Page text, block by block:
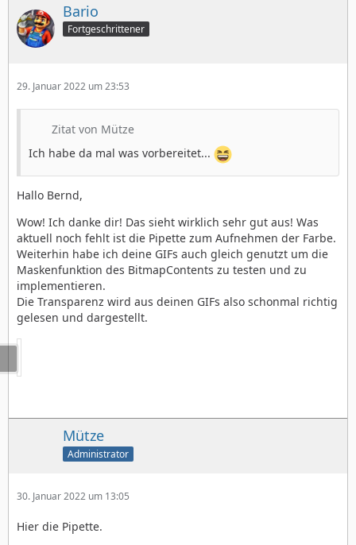
Bario
Fortgeschrittener
29. Januar 2022 um 23:53
Zitat von Mütze
Ich habe da mal was vorbereitet...
Hallo Bernd,
Wow! Ich danke dir! Das sieht wirklich sehr gut aus! Was
aktuell noch fehlt ist die Pipette zum Aufnehmen der Farbe.
Weiterhin habe ich deine GIFs auch gleich genutzt um die
Maskenfunktion des BitmapContents zu testen und zu
implementieren.
Die Transparenz wird aus deinen GIFs also schonmal richtig
gelesen und dargestellt.
Mütze
Administrator
30. Januar 2022 um 13:05
Hier die Pipette.